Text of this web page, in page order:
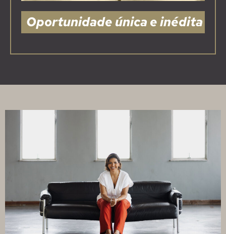
Oportunidade única e inédita